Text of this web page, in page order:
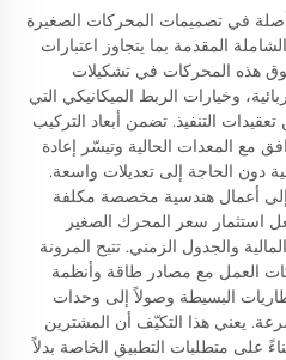
في تصميمات المحركات الصغيرة
المقدمة بما يتجاوز اعتبارات
هذه المحركات في تشكيلات
وخيارات الربط الميكانيكي التي
التنفيذ. تضمن أبعاد التركيب
مع المعدات الحالية وتيسّر إعادة
دون الحاجة إلى تعديلات واسعة.
إلى أعمال هندسية مخصصة مكلفة
استثمار سعر المحرك الصغير
والجدول الزمني. تتيح المرونة
العمل مع مصادر طاقة وأنظمة
البسيطة وصولاً إلى وحدات
يعني هذا التكيّف أن المشترين
على متطلبات التطبيق الخاصة بدلاً